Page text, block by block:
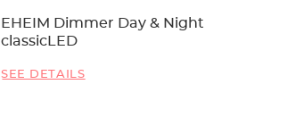
EHEIM Dimmer Day & Night
classicLED
SEE DETAILS